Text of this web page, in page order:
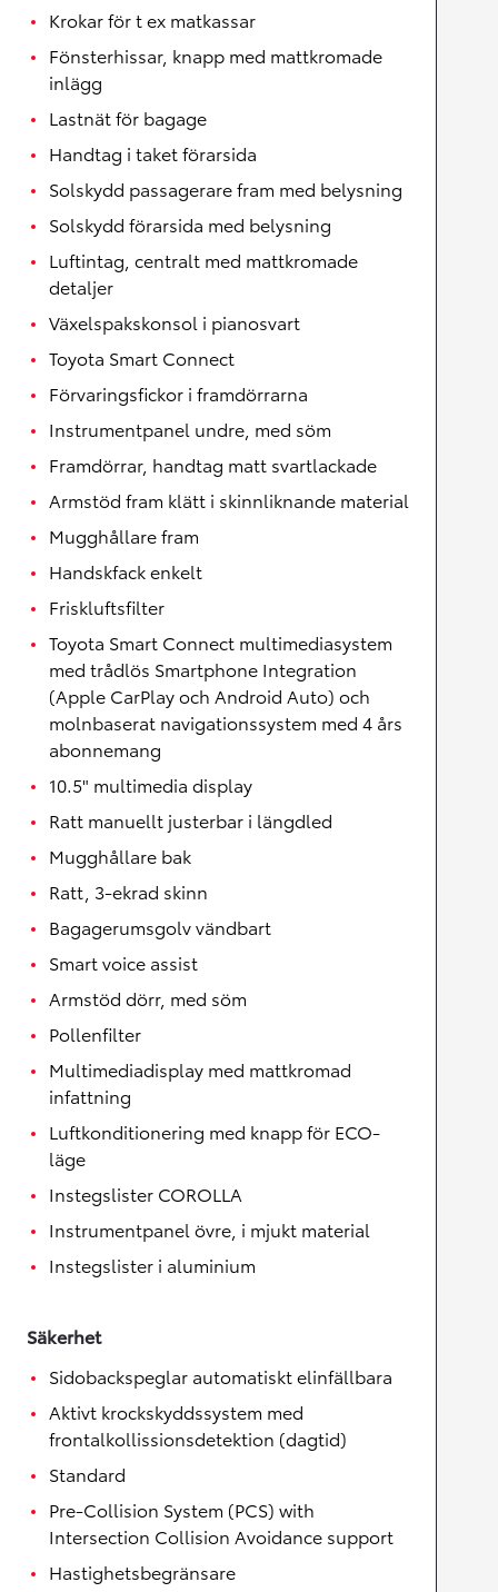
Krokar för t ex matkassar
Fönsterhissar, knapp med mattkromade
inlägg
Lastnät för bagage
Handtag i taket förarsida
Solskydd passagerare fram med belysning
Solskydd förarsida med belysning
Luftintag, centralt med mattkromade
detaljer
Växelspakskonsol i pianosvart
Toyota Smart Connect
Förvaringsfickor i framdörrarna
Instrumentpanel undre, med söm
Framdörrar, handtag matt svartlackade
Armstöd fram klätt i skinnliknande material
Mugghållare fram
Handskfack enkelt
Friskluftsfilter
Toyota Smart Connect multimediasystem
med trådlös Smartphone Integration
(Apple CarPlay och Android Auto) och
molnbaserat navigationssystem med 4 års
abonnemang
10.5" multimedia display
Ratt manuellt justerbar i längdled
Mugghållare bak
Ratt, 3-ekrad skinn
Bagagerumsgolv vändbart
Smart voice assist
Armstöd dörr, med söm
Pollenfilter
Multimediadisplay med mattkromad
infattning
Luftkonditionering med knapp för ECO-
läge
Instegslister COROLLA
Instrumentpanel övre, i mjukt material
Instegslister i aluminium
Säkerhet
Sidobackspeglar automatiskt elinfällbara
Aktivt krockskyddssystem med
frontalkollissionsdetektion (dagtid)
Standard
Pre-Collision System (PCS) with
Intersection Collision Avoidance support
Hastighetsbegränsare